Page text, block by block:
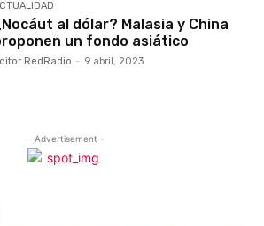
al dólar? Malasia y China
un fondo asiático
RedRadio - 9 abril, 2023
- Advertisement -